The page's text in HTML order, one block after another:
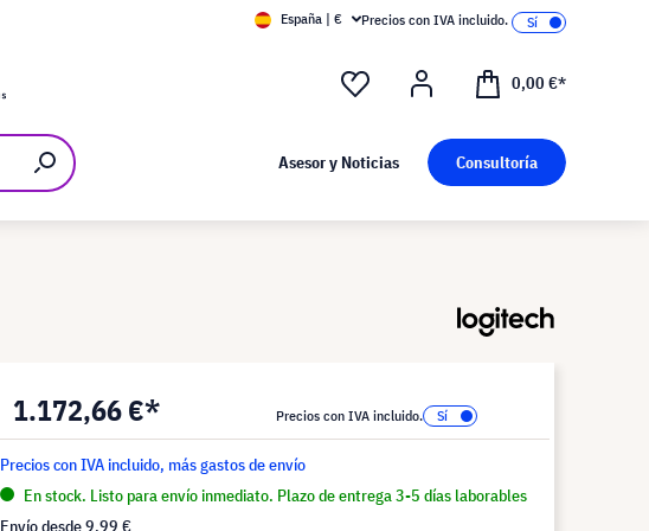
España | € Precios con IVA incluido.
0,00 €*
Asesor y Noticias Consultoría
1.172,66 €* Precios con IVA incluido.
Precios con IVA incluido, más gastos de envío
En stock. Listo para envío inmediato. Plazo de entrega 3-5 días laborables
Envío desde9,99 €